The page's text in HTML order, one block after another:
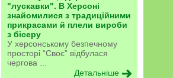
"лускавки". В Херсоні
знайомилися з традиційними
прикрасами й плели вироби
з бісеру
У херсонському безпечному
просторі “Своє” відбулася
чергова ...
Детальніше